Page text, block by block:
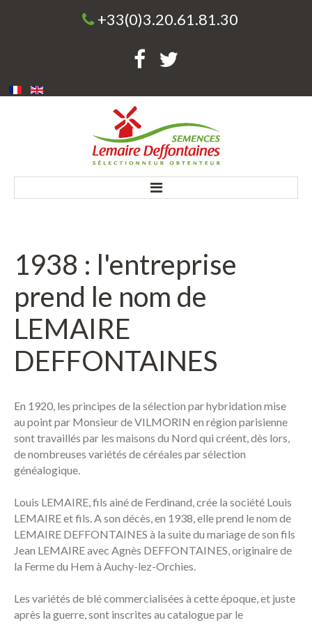
+33(0)3.20.61.81.30
Société
Une entreprise familiale
Notre histoire
Témoignages
Nos Conditions Générales de Vente
Variétés
Céréales à paille
Protéagineux
Lin oléagineux
CIVE
Actualités
1938 : l'entreprise
prend le nom de
LEMAIRE
DEFFONTAINES
En 1920, les principes de la sélection par hybridation mise
au point par Monsieur de VILMORIN en région parisienne
sont travaillés par les maisons du Nord qui créent, dès lors,
de nombreuses variétés de céréales par sélection
généalogique.
Louis LEMAIRE, fils ainé de Ferdinand, crée la société Louis
LEMAIRE et fils. A son décès, en 1938, elle prend le nom de
LEMAIRE DEFFONTAINES à la suite du mariage de son fils
Jean LEMAIRE avec Agnès DEFFONTAINES, originaire de
la Ferme du Hem à Auchy-lez-Orchies.
Les variétés de blé commercialisées à cette époque, et juste
après la guerre, sont inscrites au catalogue par le